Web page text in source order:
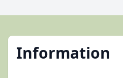
Information